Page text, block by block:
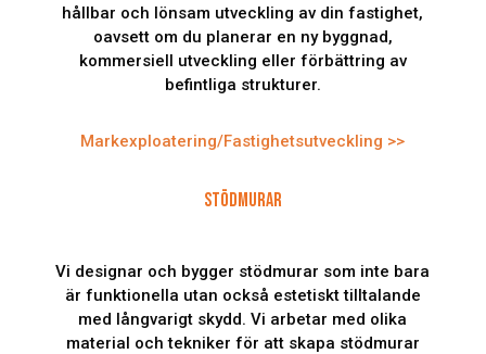
hållbar och lönsam utveckling av din fastighet,
oavsett om du planerar en ny byggnad,
kommersiell utveckling eller förbättring av
befintliga strukturer.
Markexploatering/Fastighetsutveckling >>
STÖDMURAR
Vi designar och bygger stödmurar som inte bara
är funktionella utan också estetiskt tilltalande
med långvarigt skydd. Vi arbetar med olika
material och tekniker för att skapa stödmurar